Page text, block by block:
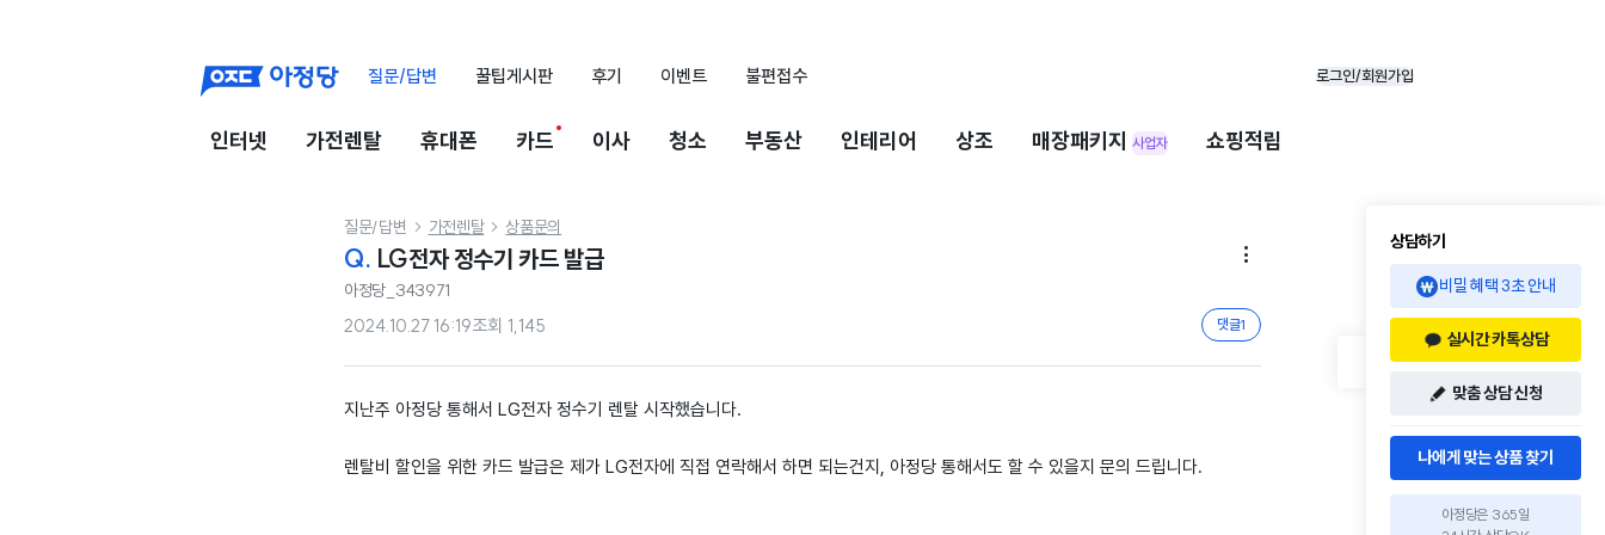
질문/답변 꿀팁게시판 후기 이벤트 불편접수 로그인/회원가입
인터넷 가전렌탈 휴대폰 카드 이사 청소 부동산 인테리어 상조 매장패키지 사업자 쇼핑적립
질문/답변  가전렌탈  상품문의
Q. LG전자 정수기 카드 발급 
아정당_343971
2024.10.27 16:19조회 1,145 댓글1
지난주 아정당 통해서 LG전자 정수기 렌탈 시작했습니다.
렌탈비 할인을 위한 카드 발급은 제가 LG전자에 직접 연락해서 하면 되는건지, 아정당 통해서도 할 수 있을지 문의 드립니다.
상담하기
비밀 혜택 3초 안내
실시간 카톡상담
맞춤 상담 신청
나에게 맞는 상품 찾기
아정당은 365일